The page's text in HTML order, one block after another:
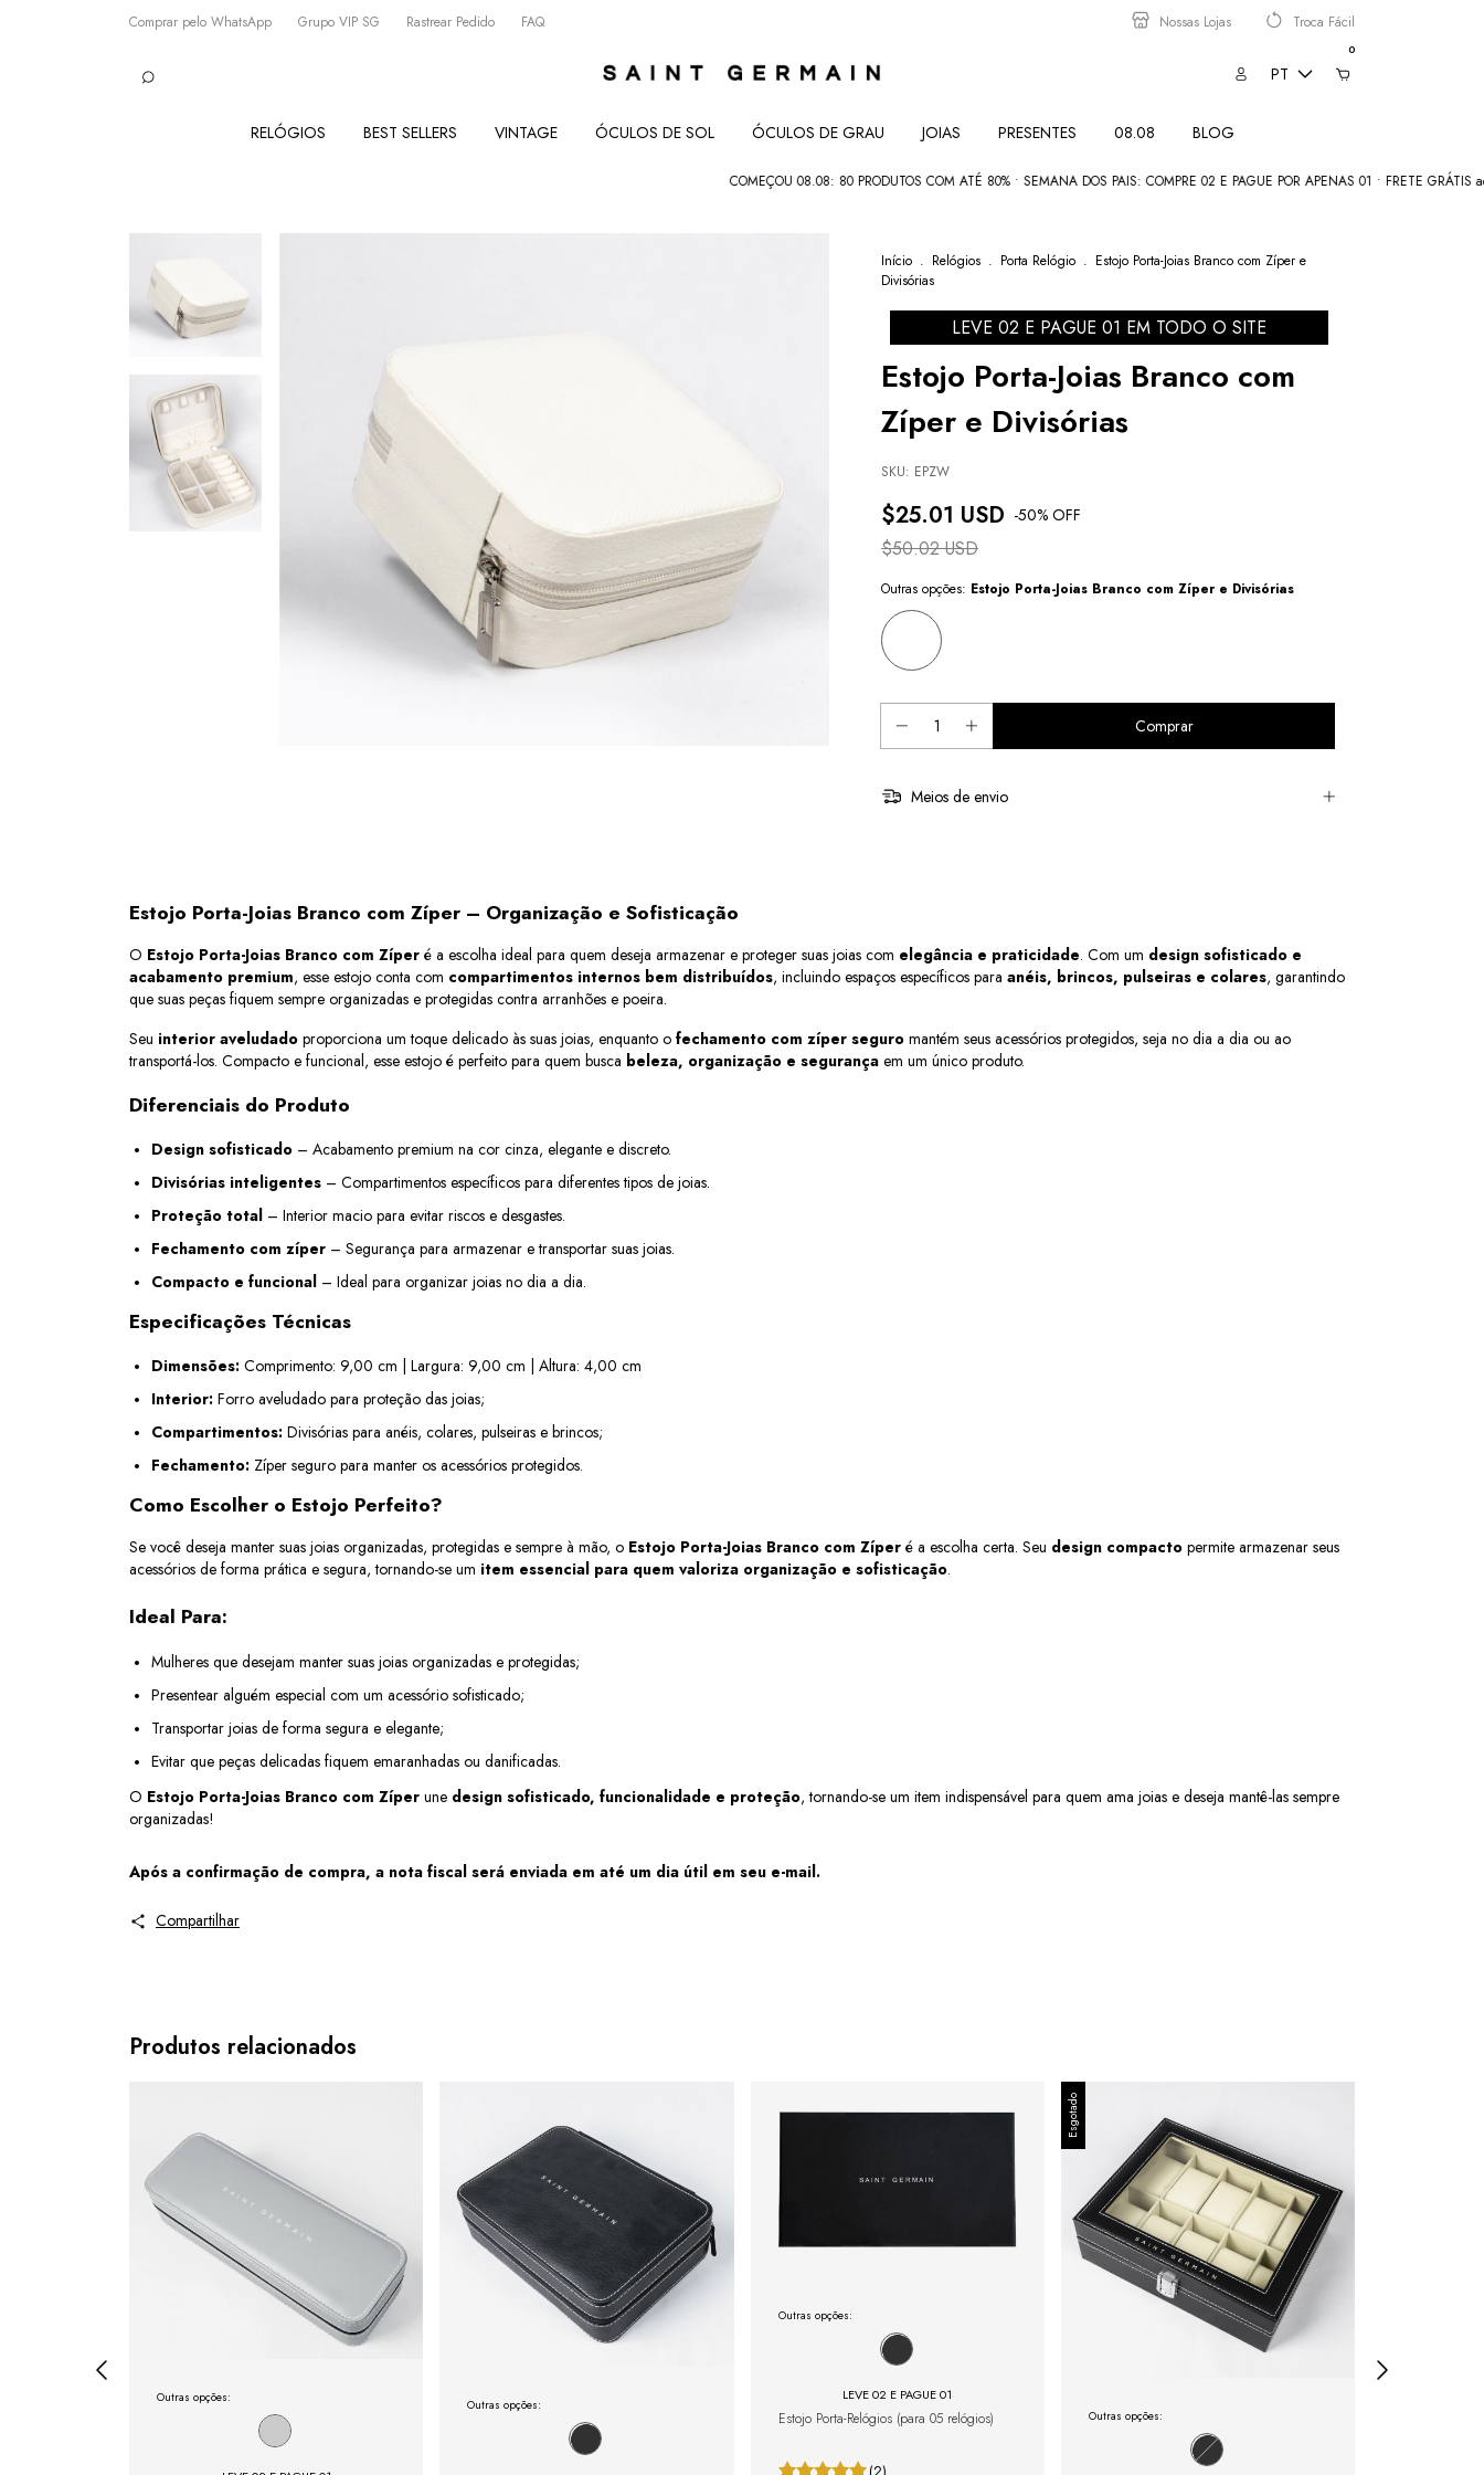
Comprar pelo WhatsApp Grupo VIP SG Rastrear Pedido FAQ Nossas Lojas Troca Fácil
PT
0
RELÓGIOS BEST SELLERS VINTAGE ÓCULOS DE SOL ÓCULOS DE GRAU JOIAS PRESENTES 08.08 BLOG
COMEÇOU 08.08: 80 PRODUTOS COM ATÉ 80% • SEMANA DOS PAIS: COMPRE 02 E PAGUE POR APENAS 01 • FRETE GRÁTIS acima
Início . Relógios . Porta Relógio . Estojo Porta-Joias Branco com Zíper e
Divisórias
LEVE 02 E PAGUE 01 EM TODO O SITE
Estojo Porta-Joias Branco com
Zíper e Divisórias
SKU: EPZW
$25.01 USD -50% OFF
$50.02 USD
Outras opções: Estojo Porta-Joias Branco com Zíper e Divisórias
Meios de envio
Estojo Porta-Joias Branco com Zíper – Organização e Sofisticação
O Estojo Porta-Joias Branco com Zíper é a escolha ideal para quem deseja armazenar e proteger suas joias com elegância e praticidade. Com um design sofisticado e
acabamento premium, esse estojo conta com compartimentos internos bem distribuídos, incluindo espaços específicos para anéis, brincos, pulseiras e colares, garantindo
que suas peças fiquem sempre organizadas e protegidas contra arranhões e poeira.
Seu interior aveludado proporciona um toque delicado às suas joias, enquanto o fechamento com zíper seguro mantém seus acessórios protegidos, seja no dia a dia ou ao
transportá-los. Compacto e funcional, esse estojo é perfeito para quem busca beleza, organização e segurança em um único produto.
Diferenciais do Produto
Design sofisticado – Acabamento premium na cor cinza, elegante e discreto.
Divisórias inteligentes – Compartimentos específicos para diferentes tipos de joias.
Proteção total – Interior macio para evitar riscos e desgastes.
Fechamento com zíper – Segurança para armazenar e transportar suas joias.
Compacto e funcional – Ideal para organizar joias no dia a dia.
Especificações Técnicas
Dimensões: Comprimento: 9,00 cm | Largura: 9,00 cm | Altura: 4,00 cm
Interior: Forro aveludado para proteção das joias;
Compartimentos: Divisórias para anéis, colares, pulseiras e brincos;
Fechamento: Zíper seguro para manter os acessórios protegidos.
Como Escolher o Estojo Perfeito?
Se você deseja manter suas joias organizadas, protegidas e sempre à mão, o Estojo Porta-Joias Branco com Zíper é a escolha certa. Seu design compacto permite armazenar seus
acessórios de forma prática e segura, tornando-se um item essencial para quem valoriza organização e sofisticação.
Ideal Para:
Mulheres que desejam manter suas joias organizadas e protegidas;
Presentear alguém especial com um acessório sofisticado;
Transportar joias de forma segura e elegante;
Evitar que peças delicadas fiquem emaranhadas ou danificadas.
O Estojo Porta-Joias Branco com Zíper une design sofisticado, funcionalidade e proteção, tornando-se um item indispensável para quem ama joias e deseja mantê-las sempre
organizadas!
Após a confirmação de compra, a nota fiscal será enviada em até um dia útil em seu e-mail.
Compartilhar
Produtos relacionados
Outras opções: Outras opções:
Outras opções:
LEVE 02 E PAGUE 01
Estojo Porta-Relógios (para 05 relógios)
Esgotado
Outras opções: